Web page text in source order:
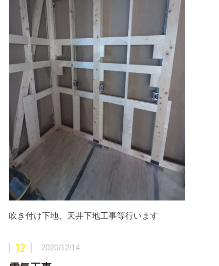
吹き付け下地、天井下地工事等行います
12 2020/12/14